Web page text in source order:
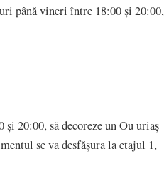
până vineri între 18:00 și 20:00,
20:00, să decoreze un Ou uriaș
se va desfăşura la etajul 1,